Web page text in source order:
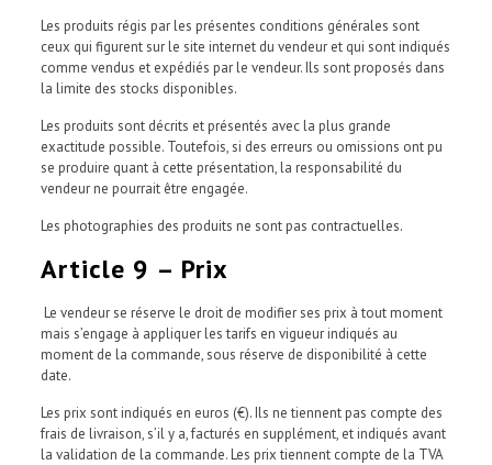
Les produits régis par les présentes conditions générales sont
ceux qui figurent sur le site internet du vendeur et qui sont indiqués
comme vendus et expédiés par le vendeur. Ils sont proposés dans
la limite des stocks disponibles.
Les produits sont décrits et présentés avec la plus grande
exactitude possible. Toutefois, si des erreurs ou omissions ont pu
se produire quant à cette présentation, la responsabilité du
vendeur ne pourrait être engagée.
Les photographies des produits ne sont pas contractuelles.
Article 9 – Prix
Le vendeur se réserve le droit de modifier ses prix à tout moment
mais s’engage à appliquer les tarifs en vigueur indiqués au
moment de la commande, sous réserve de disponibilité à cette
date.
Les prix sont indiqués en euros (€). Ils ne tiennent pas compte des
frais de livraison, s’il y a, facturés en supplément, et indiqués avant
la validation de la commande. Les prix tiennent compte de la TVA